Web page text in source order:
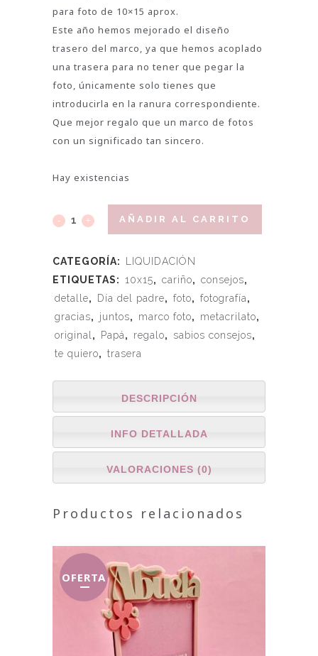
para foto de 10×15 aprox.
Este año hemos mejorado el diseño
trasero del marco, ya que hemos acoplado
una trasera para no tener que pegar la
foto, únicamente solo tienes que
introducirla en la ranura correspondiente.
Que mejor regalo que un marco de fotos
con un significado tan sincero.
Hay existencias
AÑADIR AL CARRITO
CATEGORÍA:
LIQUIDACIÓN
ETIQUETAS: 10x15, cariño, consejos,
detalle, Día del padre, foto, fotografía,
gracias, juntos, marco foto, metacrilato,
original , Papá, regalo, sabios consejos,
te quiero, trasera
DESCRIPCIÓN
INFO DETALLADA
VALORACIONES (0)
Productos relacionados
OFERTA